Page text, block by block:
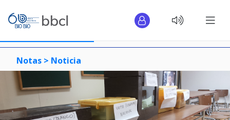
Notas > Noticia